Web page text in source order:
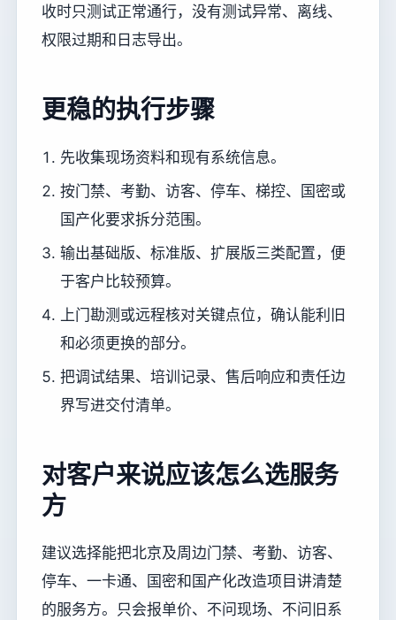
收时只测试正常通行，没有测试异常、离线、
权限过期和日志导出。
更稳的执行步骤
先收集现场资料和现有系统信息。
按门禁、考勤、访客、停车、梯控、国密或
国产化要求拆分范围。
输出基础版、标准版、扩展版三类配置，便
于客户比较预算。
上门勘测或远程核对关键点位，确认能利旧
和必须更换的部分。
把调试结果、培训记录、售后响应和责任边
界写进交付清单。
对客户来说应该怎么选服务
方
建议选择能把北京及周边门禁、考勤、访客、
停车、一卡通、国密和国产化改造项目讲清楚
的服务方。只会报单价、不问现场、不问旧系